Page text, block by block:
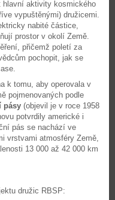
hlavní aktivity kosmického
vypuštěnými) družicemi.
nabité částice,
prostor v okolí Země.
přičemž poletí za
pochopit, jak se
k tomu, aby operovala v
pojmenovaných podle
pásy (objevil je v roce 1958
potvrdily americké i
pás se nachází ve
vrstvami atmosféry Země,
13 000 až 42 000 km
družic RBSP: